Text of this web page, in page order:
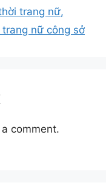
trang nữ,
nữ công sở
comment.